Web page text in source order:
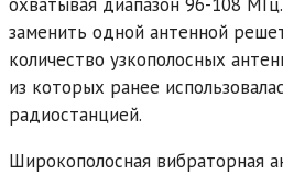
заменить одной антенной
количество узкополосных
из которых ранее
радиостанцией.
Широкополосная вибраторная